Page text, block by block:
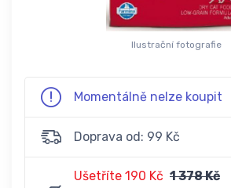
Ilustrační fotografie
Momentálně nelze koupit
Doprava od: 99 Kč
Ušetříte 190 Kč 1 378 Kč